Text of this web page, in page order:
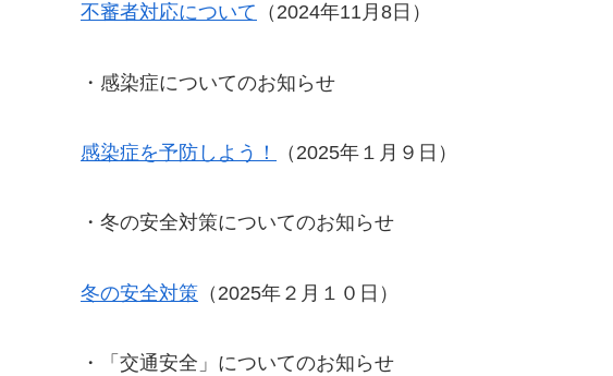
不審者対応について （2024年11月8日）
・感染症についてのお知らせ
感染症を予防しよう！ （2025年１月９日）
・冬の安全対策についてのお知らせ
冬の安全対策 （2025年２月１０日）
・「交通安全」についてのお知らせ